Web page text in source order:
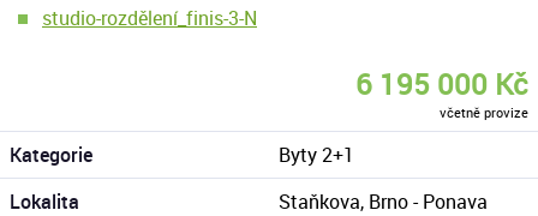
studio-rozdělení_finis-3-N
6 195 000 Kč
včetně provize
Kategorie
Byty 2+1
Lokalita
Staňkova, Brno - Ponava